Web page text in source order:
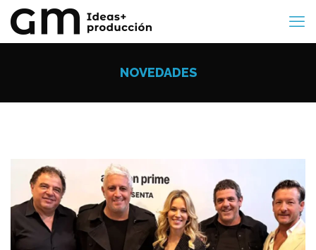
NOVEDADES